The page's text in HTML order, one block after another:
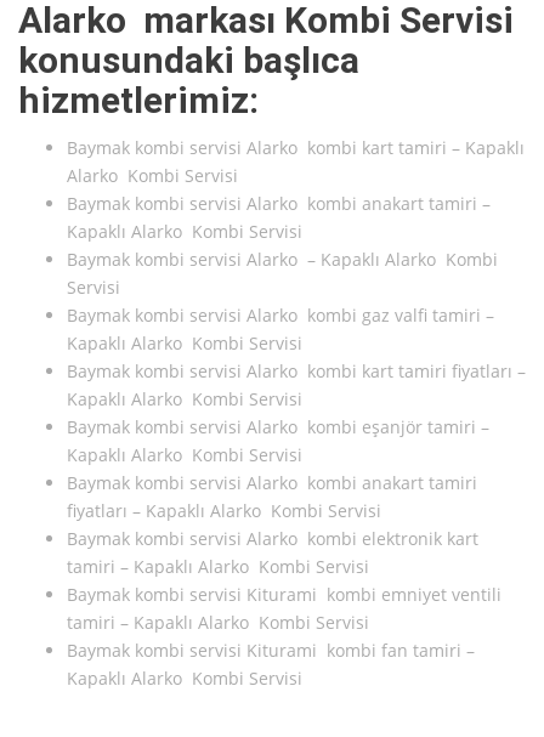
Alarko markası Kombi Servisi
konusundaki başlıca
hizmetlerimiz:
Baymak kombi servisi Alarko kombi kart tamiri – Kapaklı
Alarko Kombi Servisi
Baymak kombi servisi Alarko kombi anakart tamiri –
Kapaklı Alarko Kombi Servisi
Baymak kombi servisi Alarko – Kapaklı Alarko Kombi
Servisi
Baymak kombi servisi Alarko kombi gaz valfi tamiri –
Kapaklı Alarko Kombi Servisi
Baymak kombi servisi Alarko kombi kart tamiri fiyatları –
Kapaklı Alarko Kombi Servisi
Baymak kombi servisi Alarko kombi eşanjör tamiri –
Kapaklı Alarko Kombi Servisi
Baymak kombi servisi Alarko kombi anakart tamiri
fiyatları – Kapaklı Alarko Kombi Servisi
Baymak kombi servisi Alarko kombi elektronik kart
tamiri – Kapaklı Alarko Kombi Servisi
Baymak kombi servisi Kiturami kombi emniyet ventili
tamiri – Kapaklı Alarko Kombi Servisi
Baymak kombi servisi Kiturami kombi fan tamiri –
Kapaklı Alarko Kombi Servisi